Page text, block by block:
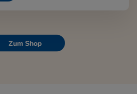
Zum Shop